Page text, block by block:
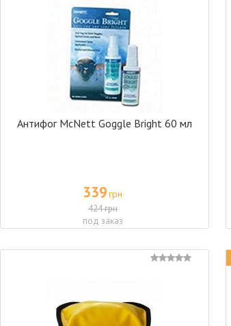
Антифог McNett Goggle Bright 60 мл
339грн
424 грн
под заказ